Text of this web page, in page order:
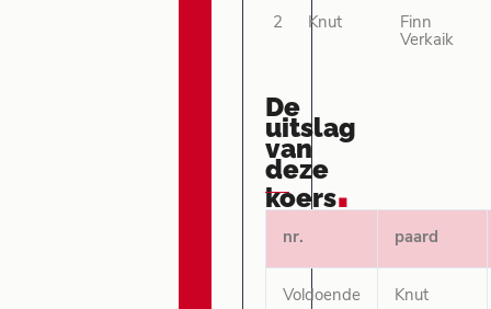
2
Knut
Finn
Verkaik
De
uitslag
van
deze
koers.
nr. paard
Voldoende Knut